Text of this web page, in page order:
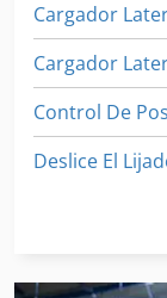
Cargador
Cargador
Control De
Deslice El
Dispositivo